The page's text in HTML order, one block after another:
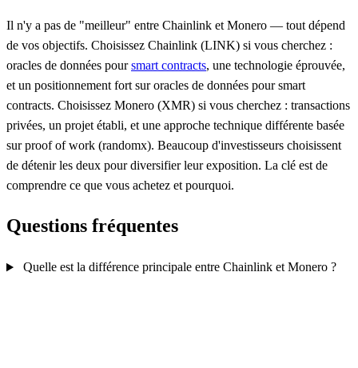
Il n'y a pas de "meilleur" entre Chainlink et Monero — tout dépend
de vos objectifs. Choisissez Chainlink (LINK) si vous cherchez :
oracles de données poursmart contracts, une technologie éprouvée,
et un positionnement fort sur oracles de données pour smart
contracts. Choisissez Monero (XMR) si vous cherchez : transactions
privées, un projet établi, et une approche technique différente basée
sur proof of work (randomx). Beaucoup d'investisseurs choisissent
de détenir les deux pour diversifier leur exposition. La clé est de
comprendre ce que vous achetez et pourquoi.
Questions fréquentes
Quelle est la différence principale entre Chainlink et Monero ?